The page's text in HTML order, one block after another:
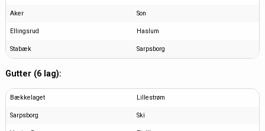
Aker Son
Ellingsrud Haslum
Stabæk Sarpsborg
Gutter (6 lag):
Bækkelaget Lillestrøm
Sarpsborg Ski